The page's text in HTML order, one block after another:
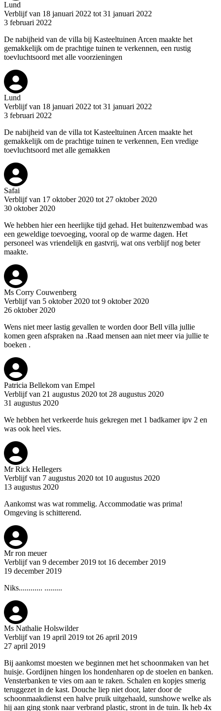
Lund
Verblijf van 18 januari 2022 tot 31 januari 2022
3 februari 2022
De nabijheid van de villa bij Kasteeltuinen Arcen maakte het
gemakkelijk om de prachtige tuinen te verkennen, een rustig
toevluchtsoord met alle voorzieningen
Lund
Verblijf van 18 januari 2022 tot 31 januari 2022
3 februari 2022
De nabijheid van de villa tot Kasteeltuinen Arcen maakte het
gemakkelijk om de prachtige tuinen te verkennen, Een vredige
toevluchtsoord met alle gemakken
Safai
Verblijf van 17 oktober 2020 tot 27 oktober 2020
30 oktober 2020
We hebben hier een heerlijke tijd gehad. Het buitenzwembad was
een geweldige toevoeging, vooral op de warme dagen. Het
personeel was vriendelijk en gastvrij, wat ons verblijf nog beter
maakte.
Ms Corry Couwenberg
Verblijf van 5 oktober 2020 tot 9 oktober 2020
26 oktober 2020
Wens niet meer lastig gevallen te worden door Bell villa jullie
komen geen afspraken na .Raad mensen aan niet meer via jullie te
boeken .
Patricia Bellekom van Empel
Verblijf van 21 augustus 2020 tot 28 augustus 2020
31 augustus 2020
We hebben het verkeerde huis gekregen met 1 badkamer ipv 2 en
was ook heel vies.
Mr Rick Hellegers
Verblijf van 7 augustus 2020 tot 10 augustus 2020
13 augustus 2020
Aankomst was wat rommelig. Accommodatie was prima!
Omgeving is schitterend.
Mr ron meuer
Verblijf van 9 december 2019 tot 16 december 2019
19 december 2019
Niks............ .........
Ms Nathalie Holswilder
Verblijf van 19 april 2019 tot 26 april 2019
27 april 2019
Bij aankomst moesten we beginnen met het schoonmaken van het
huisje. Gordijnen hingen los hondenharen op de stoelen en banken.
Vensterbanken te vies om aan te raken. Schalen en kopjes smerig
teruggezet in de kast. Douche liep niet door, later door de
schoonmaakdienst een halve pruik uitgehaald, sunshowe welke als
hij aan ging stonk naar verbrand plastic, stront in de tuin. Ik heb 4x